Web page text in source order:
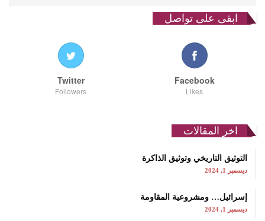
ابقى على تواصل
Facebook
Likes
Twitter
Followers
اخر المقالات
التوثيق التاريخي وتوثيق الذاكرة
ديسمبر 1, 2024
إسرائيل… ومشروعية المقاومة
ديسمبر 1, 2024